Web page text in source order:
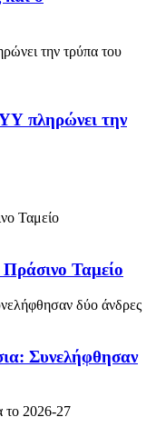
πληρώνει την
Ταμείο
Συνελήφθησαν